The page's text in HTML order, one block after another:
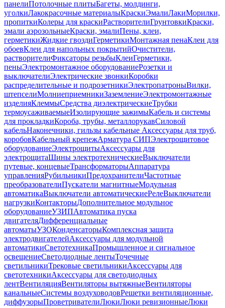
панелиПотолочные плитыБагеты, молдинги,
уголкиЛакокрасочные материалыКраскиЭмалиЛакиМорилки,
пропиткиКолеры для краскиРастворителиГрунтовкиКраски,
эмали аэрозольныеКраски, эмалиПены, клеи,
герметикиЖидкие гвоздиГерметикиМонтажная пенаКлеи для
обоевКлеи для напольных покрытийОчистители,
растворителиФиксаторы резьбыКлеиГерметики,
пеныЭлектромонтажное оборудованиеРозетки и
выключателиЭлектрические звонкиКоробки
распределительные и подрозетникиЭлектропатроныВилки,
штепселиМолниеприемникиЗаземлениеЭлектромонтажные
изделияКлеммыСредства диэлектрическиеТрубки
термоусаживаемыеИзолирующие зажимыКабель и системы
для прокладкиКороба, трубы, металлорукавСиловой
кабельНаконечники, гильзы кабельные Аксессуары для труб,
коробовКабельный крепежАрматура СИПЭлектрощитовое
оборудованиеЭлектрощитыАксессуары для
электрощитаШины электротехническиеВыключатели
путевые, концевыеТрансформаторыАппаратура
управленияРубильникиПредохранителиЧастотные
преобразователиПускатели магнитныеМодульная
автоматикаВыключатели автоматическиеРелеВыключатели
нагрузкиКонтакторыДополнительное модульное
оборудованиеУЗИПАвтоматика пуска
двигателяДифференциальные
автоматыУЗОКонденсаторыКомплексная защита
электродвигателейАксессуары для модульной
автоматикиСветотехникаПромышленное и сигнальное
освещениеСветодиодные лентыТочечные
светильникиТрековые светильникиАксессуары для
светотехникиАксессуары для светодиодных
лентВентиляцияВентиляторы вытяжныеВентиляторы
канальныеСистемы воздуховодовРешетки вентиляционные,
диффузорыПроветривателиЛюкиЛюки ревизионныеЛюки